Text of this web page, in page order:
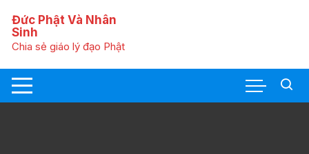
ể
t
Đức Phật Và Nhân
Sinh
Chia sẻ giáo lý đạo Phật